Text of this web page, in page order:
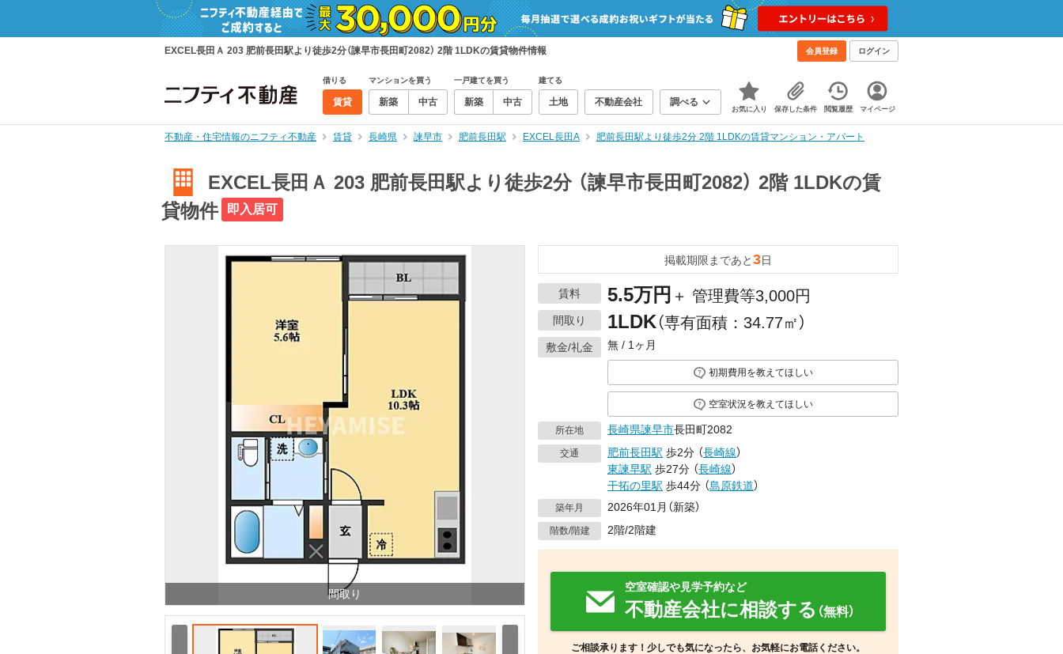
EXCEL長田Ａ 203 肥前長田駅より徒歩2分（諫早市長田町2082） 2階 1LDKの賃貸物件情報 会員登録 ログイン
借りる
賃貸
マンションを買う
新築 中古
一戸建てを買う
新築 中古
建てる
土地 不動産会社 調べる
お気に入り 保存した条件 閲覧履歴 マイページ
不動産・住宅情報のニフティ不動産 賃貸 長崎県 諫早市 肥前長田駅 EXCEL長田A 肥前長田駅より徒歩2分 2階 1LDKの賃貸マンション・アパート
EXCEL長田Ａ 203 肥前長田駅より徒歩2分 （諫早市長田町2082） 2階 1LDKの賃
貸物件
即入居可
間取り
掲載期限まであと3日
賃料 5.5万円 ＋ 管理費等3,000円
間取り 1LDK（専有面積：34.77㎡）
敷金/礼金 無 / 1ヶ月
初期費用を教えてほしい
空室状況を教えてほしい
所在地 長崎県諫早市長田町2082
交通 肥前長田駅 歩2分 （長崎線）
東諫早駅 歩27分 （長崎線）
干拓の里駅 歩44分 （島原鉄道）
築年月 2026年01月（新築）
階数/階建 2階/2階建
空室確認や見学予約など
不動産会社に相談する （無料）
ご相談承ります！少しでも気になったら、お気軽にお電話ください。